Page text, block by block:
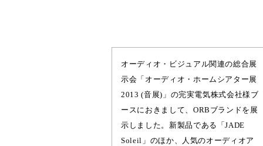
オーディオ・ビジュアル関連の総合展
示会「オーディオ・ホームシアター展
2013 (音展)」の完実電気株式会社様ブ
ースにおきまして、ORBブランドを展
示しました。新製品である「JADE
Soleil」のほか、人気のオーディオア